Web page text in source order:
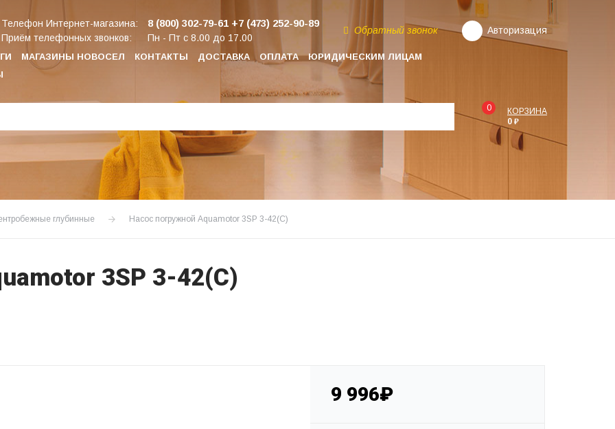
МАГАЗИНЫ НОВОСЕЛ КОНТАКТЫ ДОСТАВКА ОПЛАТА
ЮРИДИЧЕСКИМ ЛИЦАМ
Телефон Интернет-магазина: 8 (800) 302-79-61 +7 (473) 252-90-89
Приём телефонных звонков: Пн - Пт с 8.00 до 17.00
Обратный звонок Авторизация
0
КОРЗИНА
0 ₽
глубинные Насос погружной Aquamotor 3SP 3-42(С)
3SP 3-42(С)
9 996₽